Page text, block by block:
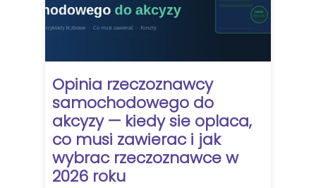
Opinia rzeczoznawcy
samochodowego do
akcyzy — kiedy sie oplaca,
co musi zawierac i jak
wybrac rzeczoznawce w
2026 roku